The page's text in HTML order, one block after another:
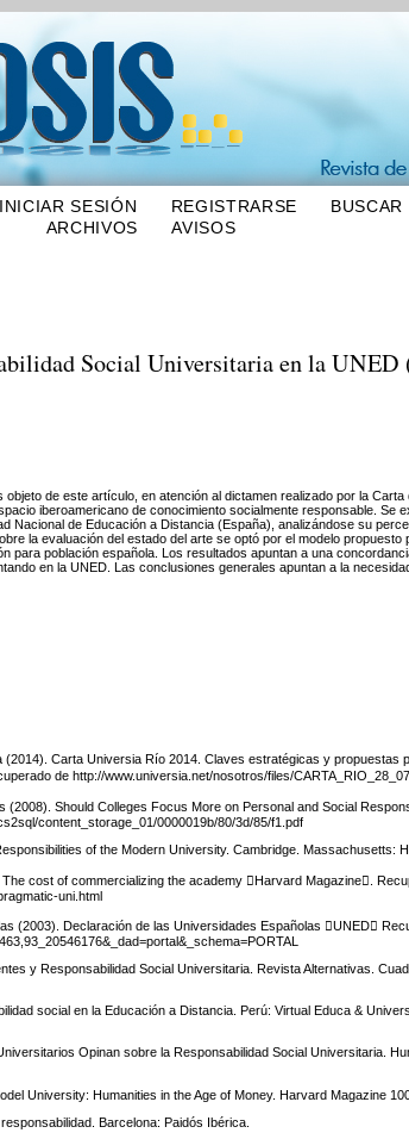
INICIAR SESIÓN REGISTRARSE BUSCAR
ARCHIVOS
AVISOS
Social Universitaria en la UNED
de este artículo, en atención al dictamen realizado por la
iberoamericano de conocimiento socialmente responsable. Se
Nacional de Educación a Distancia (España), analizándose su
la evaluación del estado del arte se optó por el modelo
para población española. Los resultados apuntan a una
en la UNED. Las conclusiones generales apuntan a la
Carta Universia Río 2014. Claves estratégicas y propuestas
de http://www.universia.net/nosotros/files/
(2008). Should Colleges Focus More on Personal and Social
content_storage_01/0000019b/80/3d/85/f1.pdf
of the Modern University. Cambridge. Massachusetts:
cost of commercializing the academy Harvard Magazine.
uni.html
(2003). Declaración de las Universidades Españolas UNED
y Responsabilidad Social Universitaria. Revista Alternativas.
social en la Educación a Distancia. Perú: Virtual Educa &
Opinan sobre la Responsabilidad Social Universitaria.
University: Humanities in the Age of Money. Harvard Magazine 100
Barcelona: Paidós Ibérica.